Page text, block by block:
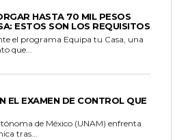
HASTA 70 MIL PESOS
ESTOS SON LOS REQUISITOS
el programa Equipa tu Casa, una
que...
EL EXAMEN DE CONTROL QUE
de México (UNAM) enfrenta
tras...